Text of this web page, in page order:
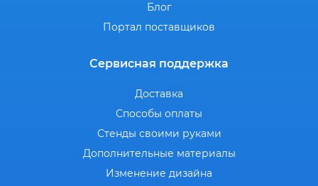
Блог
Портал поставщиков
Сервисная поддержка
Доставка
Способы оплаты
Стенды своими руками
Дополнительные материалы
Изменение дизайна